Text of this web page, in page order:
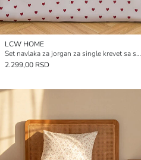
LCW HOME
Set navlaka za jorgan za single krevet sa srcima od pamuka
2.299,00 RSD